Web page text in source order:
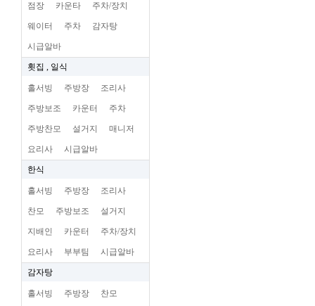
점장 카운타 주차/장치
웨이터 주차 감자탕
시급알바
횟집 , 일식
홀서빙 주방장 조리사
주방보조 카운터 주차
주방찬모 설거지 매니저
요리사 시급알바
한식
홀서빙 주방장 조리사
찬모 주방보조 설거지
지배인 카운터 주차/장치
요리사 부부팀 시급알바
감자탕
홀서빙 주방장 찬모